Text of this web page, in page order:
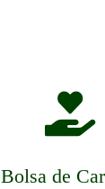

Bolsa de